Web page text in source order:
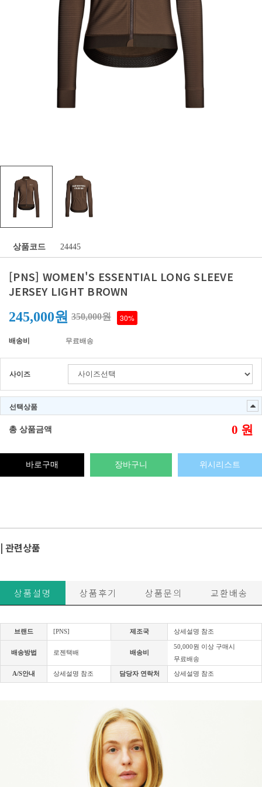
상품코드 24445
[PNS] WOMEN'S ESSENTIAL LONG SLEEVE
JERSEY LIGHT BROWN
245,000원 350,000원 30%
배송비 무료배송
사이즈
선택상품
총 상품금액 0 원
바로구매 장바구니 위시리스트
| 관련상품
상품설명 상품후기 상품문의 교환배송
브랜드 [PNS] 제조국 상세설명 참조
배송방법 로젠택배 배송비
50,000원 이상 구매시
무료배송
A/S안내 상세설명 참조 담당자 연락처 상세설명 참조